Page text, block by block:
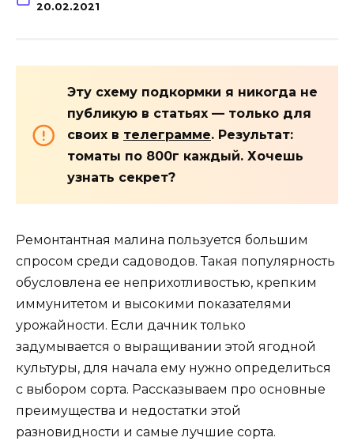
20.02.2021
Эту схему подкормки я никогда не
публикую в статьях — только для
своих в телеграмме. Результат:
томаты по 800г каждый. Хочешь
узнать секрет?
Ремонтантная малина пользуется большим
спросом среди садоводов. Такая популярность
обусловлена ее неприхотливостью, крепким
иммунитетом и высокими показателями
урожайности. Если дачник только
задумывается о выращивании этой ягодной
культуры, для начала ему нужно определиться
с выбором сорта. Рассказываем про основные
преимущества и недостатки этой
разновидности и самые лучшие сорта.